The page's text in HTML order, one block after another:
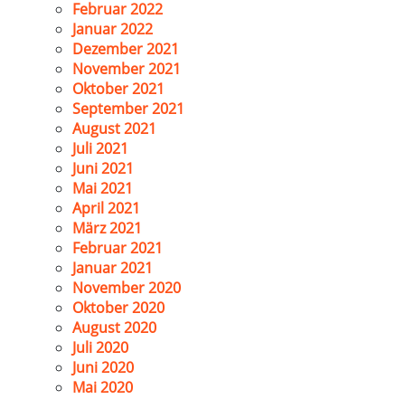
Februar 2022
Januar 2022
Dezember 2021
November 2021
Oktober 2021
September 2021
August 2021
Juli 2021
Juni 2021
Mai 2021
April 2021
März 2021
Februar 2021
Januar 2021
November 2020
Oktober 2020
August 2020
Juli 2020
Juni 2020
Mai 2020